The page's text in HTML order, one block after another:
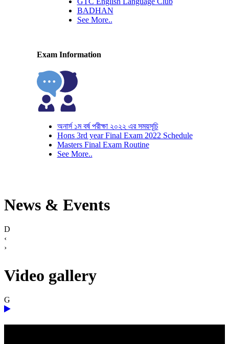
BADHAN
See More..
Exam Information
অনার্স ১ম বর্ষ পরীক্ষা ২০২২ এর সময়সূচি
Hons 3rd year Final Exam 2022 Schedule
Masters Final Exam Routine
See More..
News & Events
‹
›
Video gallery